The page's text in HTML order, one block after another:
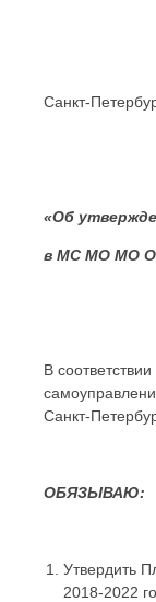
Санкт-
«Об
в МС МО МО
В
Санкт-
ОБЯЗЫВАЮ:
Утвердить
2018-2022